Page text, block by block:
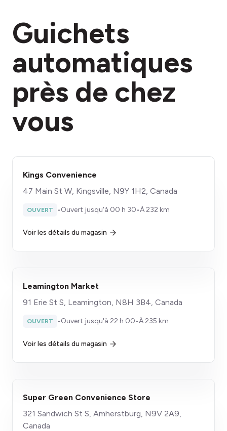
Guichets
automatiques
près de chez
vous
Kings Convenience
47 Main St W, Kingsville, N9Y 1H2, Canada
OUVERT •Ouvert jusqu'à 00 h 30•À 232 km
Voir les détails du magasin
Leamington Market
91 Erie St S, Leamington, N8H 3B4, Canada
OUVERT •Ouvert jusqu'à 22 h 00•À 235 km
Voir les détails du magasin
Super Green Convenience Store
321 Sandwich St S, Amherstburg, N9V 2A9,
Canada